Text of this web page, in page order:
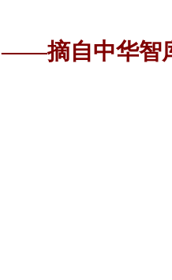
——摘自中华智